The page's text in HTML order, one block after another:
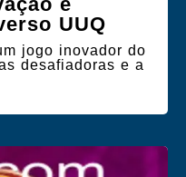
UUQ
jogo inovador do
desafiadoras e a